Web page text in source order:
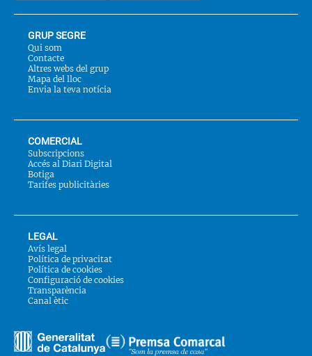
GRUP SEGRE
Qui som
Contacte
Altres webs del grup
Mapa del lloc
Envia la teva notícia
COMERCIAL
Subscripcions
Accés al Diari Digital
Botiga
Tarifes publicitàries
LEGAL
Avís legal
Política de privacitat
Política de cookies
Configuració de cookies
Transparència
Canal ètic